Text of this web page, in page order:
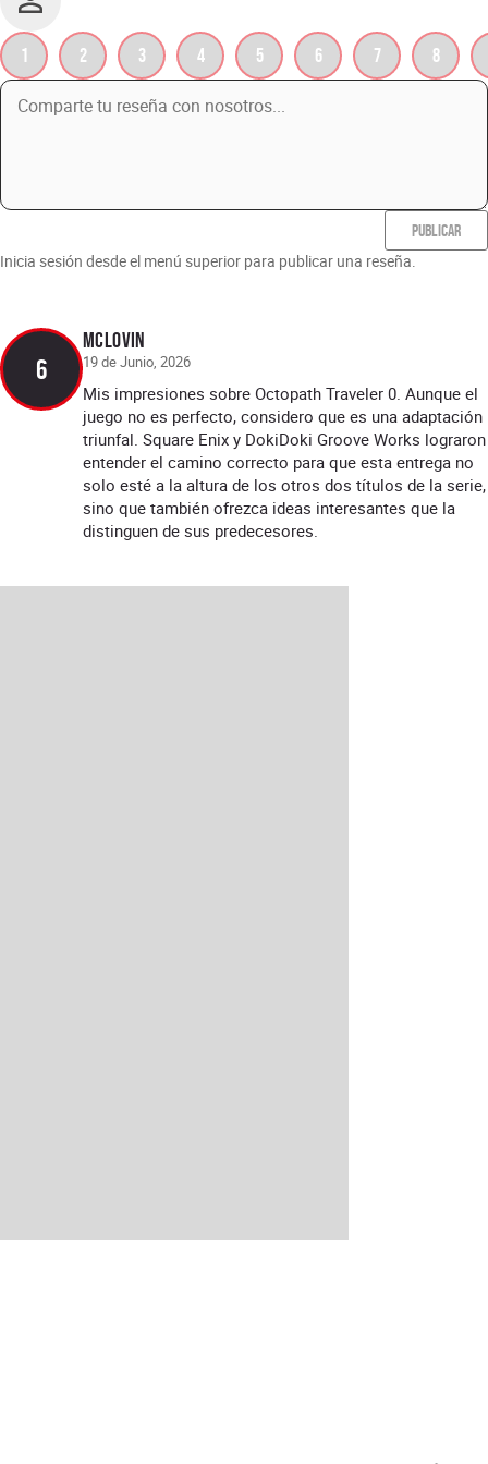
1 2 3 4 5 6 7 8
PUBLICAR
Inicia sesión desde el menú superior para publicar una reseña.
6
McLOVIN
19 de Junio, 2026
Mis impresiones sobre Octopath Traveler 0. Aunque el
juego no es perfecto, considero que es una adaptación
triunfal. Square Enix y DokiDoki Groove Works lograron
entender el camino correcto para que esta entrega no
solo esté a la altura de los otros dos títulos de la serie,
sino que también ofrezca ideas interesantes que la
distinguen de sus predecesores.